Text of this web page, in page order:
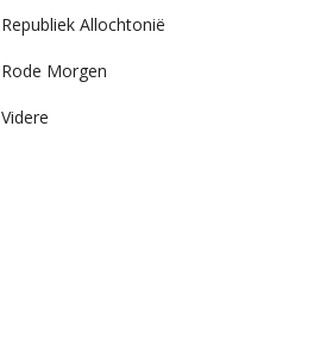
Republiek Allochtonië
Rode Morgen
Videre